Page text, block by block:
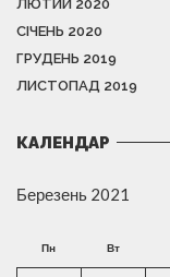
ЛЮТИЙ 2020
СІЧЕНЬ 2020
ГРУДЕНЬ 2019
ЛИСТОПАД 2019
КАЛЕНДАР
Березень 2021
Пн Вт